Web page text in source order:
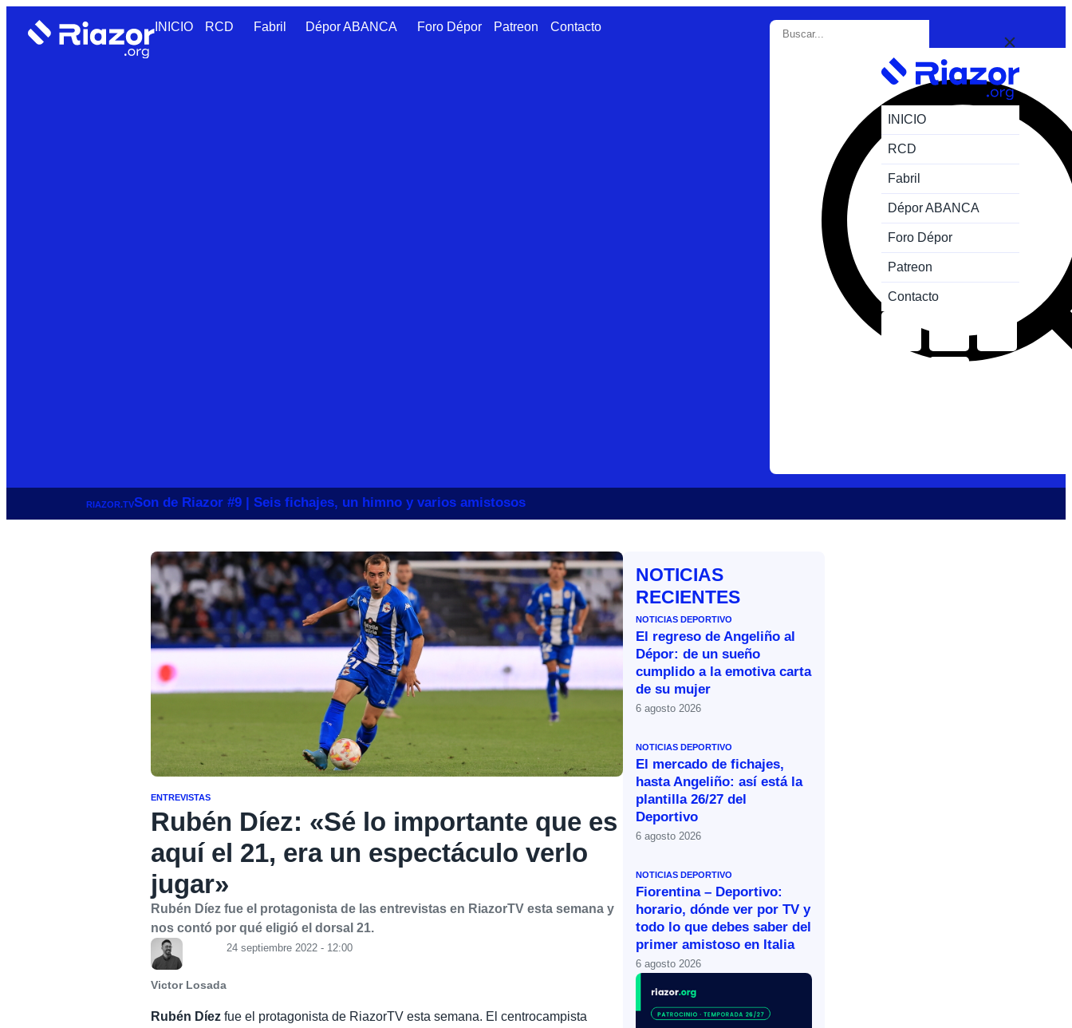
INICIO RCD Fabril Dépor ABANCA Foro Dépor Patreon Contacto
INICIO
RCD
Fabril
Dépor ABANCA
Foro Dépor
Patreon
Contacto
RIAZOR.TVSon de Riazor #9 | Seis fichajes, un himno y varios amistosos
ENTREVISTAS
Rubén Díez: «Sé lo importante que es
aquí el 21, era un espectáculo verlo
jugar»
Rubén Díez fue el protagonista de las entrevistas en RiazorTV esta semana y
nos contó por qué eligió el dorsal 21.
Victor Losada
24 septiembre 2022 - 12:00
Rubén Díez fue el protagonista de RiazorTV esta semana. El centrocampista
NOTICIAS
RECIENTES
NOTICIAS DEPORTIVO
El regreso de Angeliño al
Dépor: de un sueño
cumplido a la emotiva carta
de su mujer
6 agosto 2026
NOTICIAS DEPORTIVO
El mercado de fichajes,
hasta Angeliño: así está la
plantilla 26/27 del
Deportivo
6 agosto 2026
NOTICIAS DEPORTIVO
Fiorentina – Deportivo:
horario, dónde ver por TV y
todo lo que debes saber del
primer amistoso en Italia
6 agosto 2026